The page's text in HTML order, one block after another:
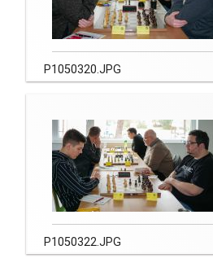
P1050320.JPG
P1050322.JPG